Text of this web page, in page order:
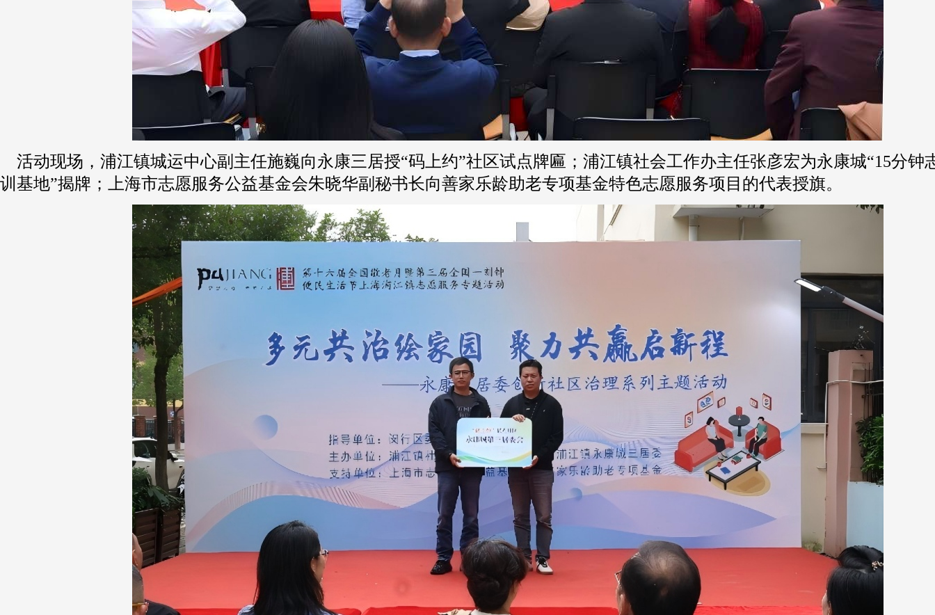
活动现场，浦江镇城运中心副主任施巍向永康三居授“码上约”社区试点牌匾；浦江镇社会工作办主任张彦宏为永康城“15分钟
训基地”揭牌；上海市志愿服务公益基金会朱晓华副秘书长向善家乐龄助老专项基金特色志愿服务项目的代表授旗。